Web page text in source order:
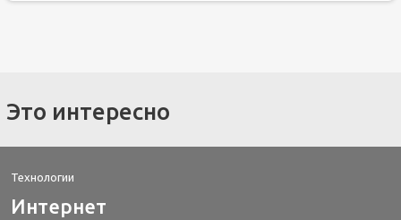
Это интересно
Технологии
Интернет